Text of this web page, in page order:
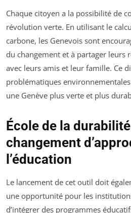
Chaque citoyen a la possibilité de
révolution verte. En utilisant le
carbone, les Genevois sont
du changement et à partager leurs
avec leurs amis et leur famille. Ce
problématiques
une Genève plus verte et plus
École de la
changement
l’éducation
Le lancement de cet outil doit
une opportunité pour les
d’intégrer des programmes